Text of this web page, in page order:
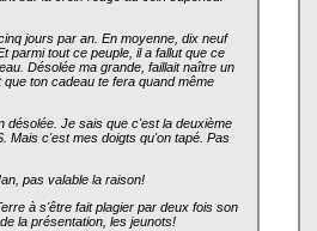
jours par an. En moyenne, dix neuf
parmi tout ce peuple, il a fallut que ce
Désolée ma grande, faillait naître un
ton cadeau te fera quand même
désolée. Je sais que c'est la deuxième
Mais c'est mes doigts qu'on tapé. Pas
pas valable la raison!
à s'être fait plagier par deux fois son
la présentation, les jeunots!